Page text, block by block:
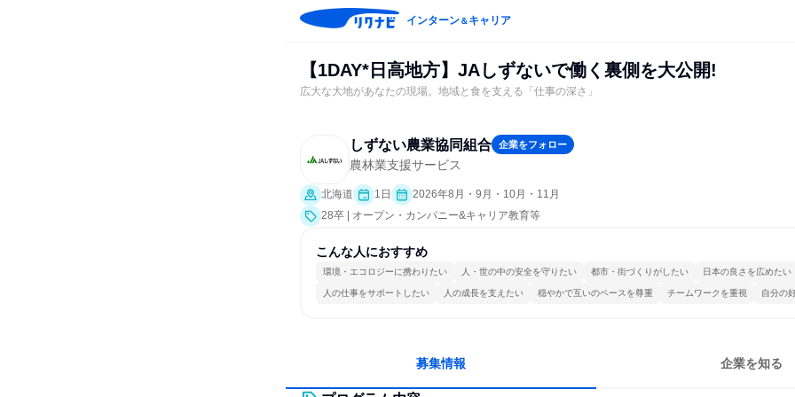
インターン＆キャリア
【1DAY*日高地方】JAしずないで働く裏側を大公開!
広大な大地があなたの現場。地域と食を支える「仕事の深さ」
しずない農業協同組合 企業をフォロー
農林業支援サービス
北海道 1日
2026年8月・9月・10月・11月
28卒 | オープン・カンパニー&キャリア教育等
こんな人におすすめ
環境・エコロジーに携わりたい 人・世の中の安全を守りたい 都市・街づくりがしたい 日本の良さを広めたい
人の仕事をサポートしたい 人の成長を支えたい 穏やかで互いのペースを尊重 チームワークを重視 自分の
募集情報 企業を知る